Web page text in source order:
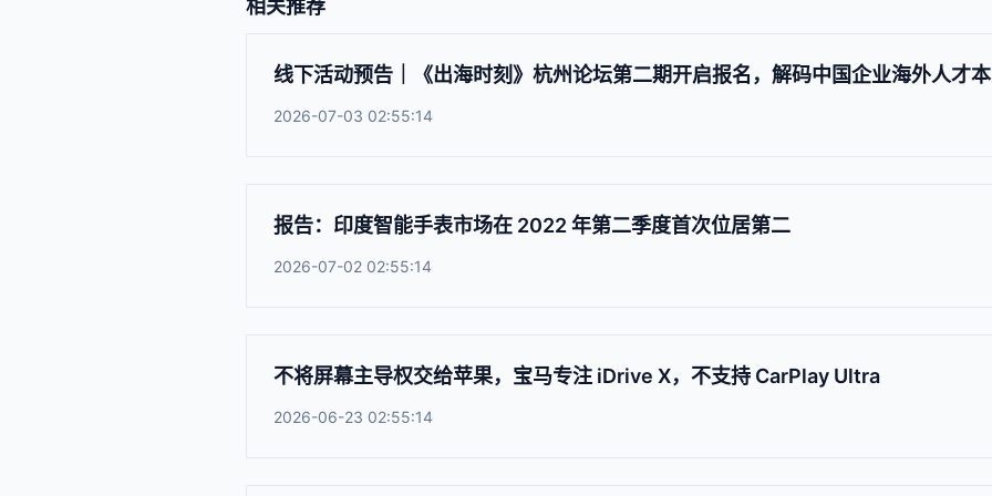
相关推荐
线下活动预告｜《出海时刻》杭州论坛第二期开启报名，解码中国企业海外人才本
2026-07-03 02:55:14
报告：印度智能手表市场在 2022 年第二季度首次位居第二
2026-07-02 02:55:14
不将屏幕主导权交给苹果，宝马专注 iDrive X，不支持 CarPlay Ultra
2026-06-23 02:55:14